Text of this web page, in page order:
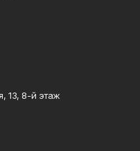
13, 8-й этаж